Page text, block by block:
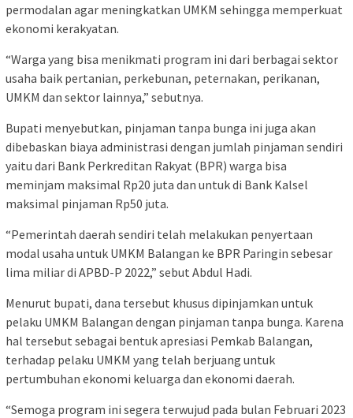
permodalan agar meningkatkan UMKM sehingga memperkuat
ekonomi kerakyatan.
“Warga yang bisa menikmati program ini dari berbagai sektor
usaha baik pertanian, perkebunan, peternakan, perikanan,
UMKM dan sektor lainnya,” sebutnya.
Bupati menyebutkan, pinjaman tanpa bunga ini juga akan
dibebaskan biaya administrasi dengan jumlah pinjaman sendiri
yaitu dari Bank Perkreditan Rakyat (BPR) warga bisa
meminjam maksimal Rp20 juta dan untuk di Bank Kalsel
maksimal pinjaman Rp50 juta.
“Pemerintah daerah sendiri telah melakukan penyertaan
modal usaha untuk UMKM Balangan ke BPR Paringin sebesar
lima miliar di APBD-P 2022,” sebut Abdul Hadi.
Menurut bupati, dana tersebut khusus dipinjamkan untuk
pelaku UMKM Balangan dengan pinjaman tanpa bunga. Karena
hal tersebut sebagai bentuk apresiasi Pemkab Balangan,
terhadap pelaku UMKM yang telah berjuang untuk
pertumbuhan ekonomi keluarga dan ekonomi daerah.
“Semoga program ini segera terwujud pada bulan Februari 2023